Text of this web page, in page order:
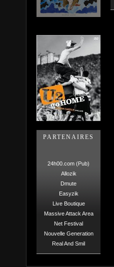
PARTENAIRES
24h00.com (Pub)
Allozik
Dmute
Easyzik
Live Boutique
Massive Attack Area
Net Festival
Nouvelle Generation
Real And Smil